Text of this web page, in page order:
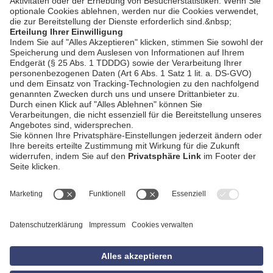
AGB
Datenschutzerklärung
Empfang